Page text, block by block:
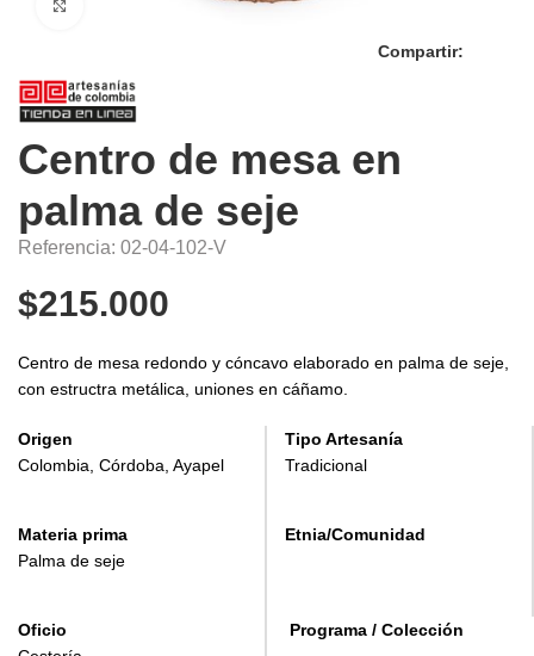
Centro de mesa en
palma de seje
Referencia: 02-04-102-V
$215.000
Centro de mesa redondo y cóncavo elaborado en palma de seje,
con estructra metálica, uniones en cáñamo.
Origen
Colombia, Córdoba, Ayapel
Materia prima
Palma de seje
Tipo Artesanía
Tradicional
Etnia/Comunidad
Oficio
Programa / Colección
Compartir: